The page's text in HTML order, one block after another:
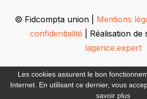
© Fidcompta union | Mentions
confidentialité | Réalisation
lagence.expert
Les cookies assurent le bon
Internet. En utilisant ce dernier, vous
savoir plus